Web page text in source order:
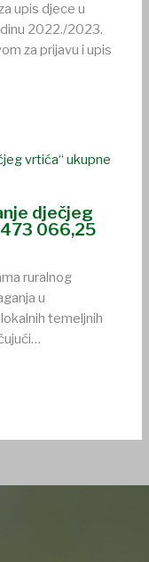
upis djece u
2022./2023.
za prijavu i upis
dječjeg
066,25
ruralnog
u
temeljnih